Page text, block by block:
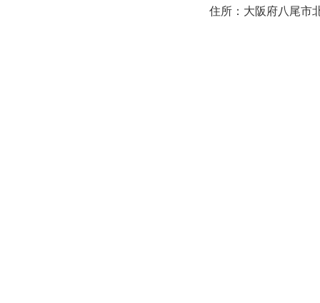
住所：大阪府八尾市